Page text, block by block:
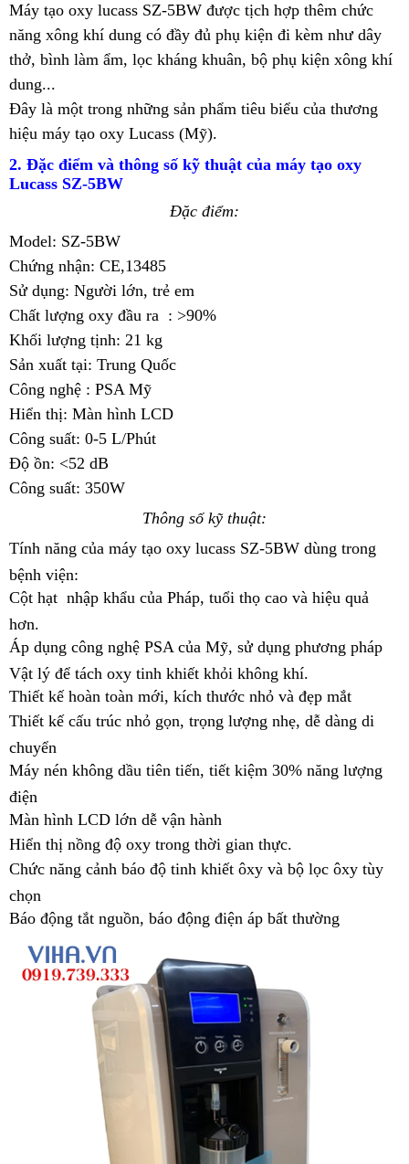
Máy tạo oxy lucass SZ-5BW được tịch hợp thêm chức
năng xông khí dung có đầy đủ phụ kiện đi kèm như dây
thở, bình làm ẩm, lọc kháng khuân, bộ phụ kiện xông khí
dung...
Đây là một trong những sản phẩm tiêu biểu của thương
hiệu máy tạo oxy Lucass (Mỹ).
2. Đặc điểm và thông số kỹ thuật của máy tạo oxy
Lucass SZ-5BW
Đặc điểm:
Model: SZ-5BW
Chứng nhận: CE,13485
Sử dụng: Người lớn, trẻ em
Chất lượng oxy đầu ra : >90%
Khối lượng tịnh: 21 kg
Sản xuất tại: Trung Quốc
Công nghệ : PSA Mỹ
Hiển thị: Màn hình LCD
Công suất: 0-5 L/Phút
Độ ồn: <52 dB
Công suất: 350W
Thông số kỹ thuật:
Tính năng của máy tạo oxy lucass SZ-5BW dùng trong
bệnh viện:
Cột hạt nhập khẩu của Pháp, tuổi thọ cao và hiệu quả
hơn.
Áp dụng công nghệ PSA của Mỹ, sử dụng phương pháp
Vật lý để tách oxy tinh khiết khỏi không khí.
Thiết kế hoàn toàn mới, kích thước nhỏ và đẹp mắt
Thiết kế cấu trúc nhỏ gọn, trọng lượng nhẹ, dễ dàng di
chuyển
Máy nén không dầu tiên tiến, tiết kiệm 30% năng lượng
điện
Màn hình LCD lớn dễ vận hành
Hiển thị nồng độ oxy trong thời gian thực.
Chức năng cảnh báo độ tinh khiết ôxy và bộ lọc ôxy tùy
chọn
Báo động tắt nguồn, báo động điện áp bất thường